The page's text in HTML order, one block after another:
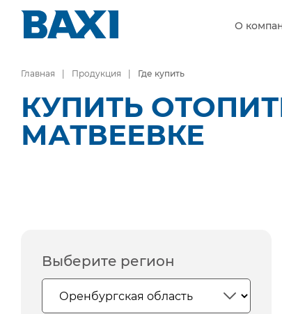
О
Главная Продукция Где купить
КУПИТЬ
МАТВЕЕВКЕ
Выберите регион